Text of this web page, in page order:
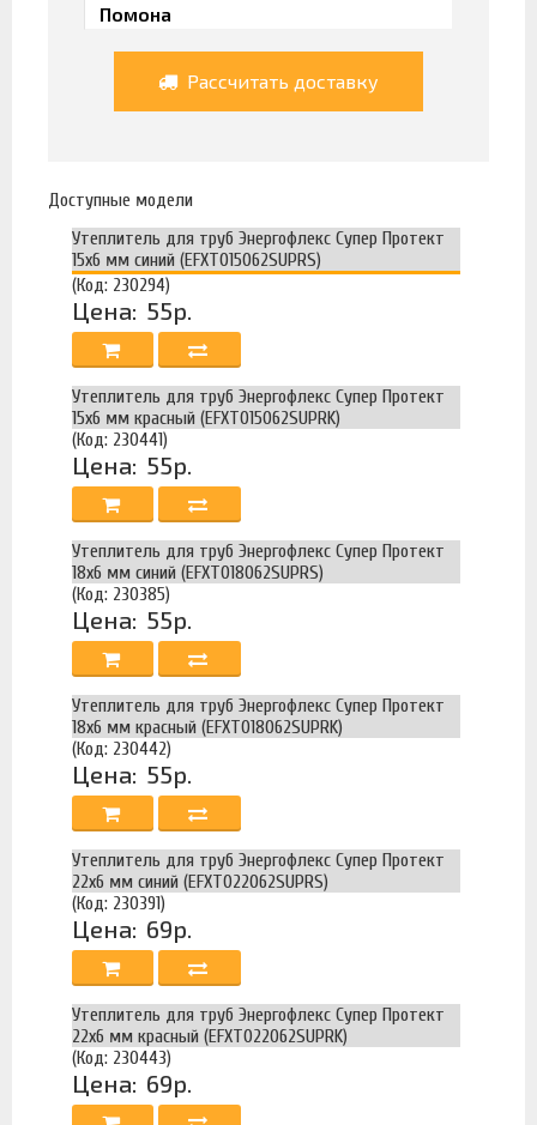
Рассчитать доставку
Доступные модели
Утеплитель для труб Энергофлекс Супер Протект
15х6 мм синий (EFXT015062SUPRS)
(Код: 230294)
Цена: 55р.
Утеплитель для труб Энергофлекс Супер Протект
15х6 мм красный (EFXT015062SUPRK)
(Код: 230441)
Цена: 55р.
Утеплитель для труб Энергофлекс Супер Протект
18х6 мм синий (EFXT018062SUPRS)
(Код: 230385)
Цена: 55р.
Утеплитель для труб Энергофлекс Супер Протект
18х6 мм красный (EFXT018062SUPRK)
(Код: 230442)
Цена: 55р.
Утеплитель для труб Энергофлекс Супер Протект
22х6 мм синий (EFXT022062SUPRS)
(Код: 230391)
Цена: 69р.
Утеплитель для труб Энергофлекс Супер Протект
22х6 мм красный (EFXT022062SUPRK)
(Код: 230443)
Цена: 69р.